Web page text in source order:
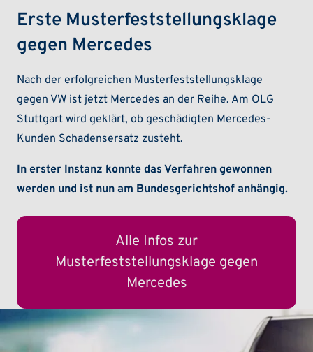
Erste Musterfeststellungsklage
gegen Mercedes
Nach der erfolgreichen Musterfeststellungsklage
gegen VW ist jetzt Mercedes an der Reihe. Am OLG
Stuttgart wird geklärt, ob geschädigten Mercedes-
Kunden Schadensersatz zusteht.
In erster Instanz konnte das Verfahren gewonnen
werden und ist nun am Bundesgerichtshof anhängig.
Alle Infos zur
Musterfeststellungsklage gegen
Mercedes